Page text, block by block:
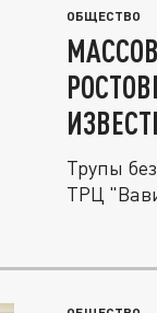
ОБЩЕСТВО
Трупы
ТРЦ